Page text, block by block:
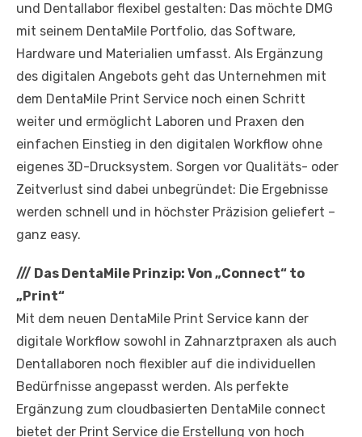
und Dentallabor flexibel gestalten: Das möchte DMG
mit seinem DentaMile Portfolio, das Software,
Hardware und Materialien umfasst. Als Ergänzung
des digitalen Angebots geht das Unternehmen mit
dem DentaMile Print Service noch einen Schritt
weiter und ermöglicht Laboren und Praxen den
einfachen Einstieg in den digitalen Workflow ohne
eigenes 3D-Drucksystem. Sorgen vor Qualitäts- oder
Zeitverlust sind dabei unbegründet: Die Ergebnisse
werden schnell und in höchster Präzision geliefert –
ganz easy.
/// Das DentaMile Prinzip: Von „Connect“ to
„Print“
Mit dem neuen DentaMile Print Service kann der
digitale Workflow sowohl in Zahnarztpraxen als auch
Dentallaboren noch flexibler auf die individuellen
Bedürfnisse angepasst werden. Als perfekte
Ergänzung zum cloudbasierten DentaMile connect
bietet der Print Service die Erstellung von hoch